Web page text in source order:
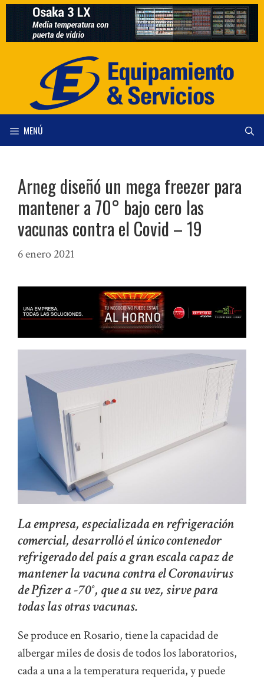
Saltar
contenido
MENÚ
Arneg diseñó un mega freezer para
mantener a 70° bajo cero las
vacunas contra el Covid – 19
6 enero 2021
La empresa, especializada en refrigeración
comercial, desarrolló el único contenedor
refrigerado del país a gran escala capaz de
mantener la vacuna contra el Coronavirus
de Pfizer a -70°, que a su vez, sirve para
todas las otras vacunas.
Se produce en Rosario, tiene la capacidad de
albergar miles de dosis de todos los laboratorios,
cada a una a la temperatura requerida, y puede